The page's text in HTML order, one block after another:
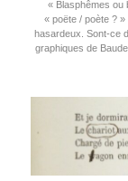
« Blas­phêmes ou
« poëte / poète ?
hasar­deux. Sont-ce
gra­phiques de